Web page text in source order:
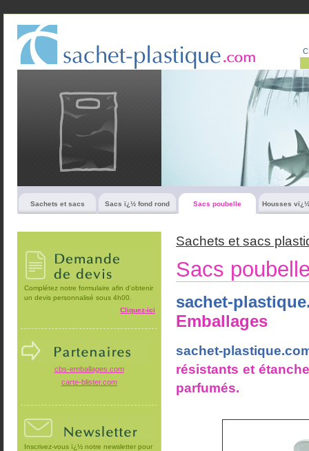
Sachets et sacs Sacs ï¿½ fond rond Sacs poubelle Housses
Complétez notre formulaire afin d'obtenir
un devis personnalisé sous 4h00.
Cliquez-ici
cbs-emballages.com
carte-blister.com
Inscrivez-vous ï¿½ notre newsletter pour
Sachets et sacs
Sacs
sachet-
Emballages
sachet-
résistants et
parfumés.